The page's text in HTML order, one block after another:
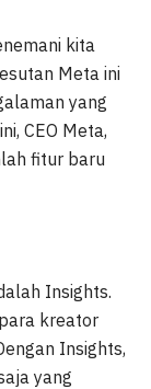
kita
Meta ini
yang
CEO Meta,
fitur baru
Insights.
kreator
Insights,
yang